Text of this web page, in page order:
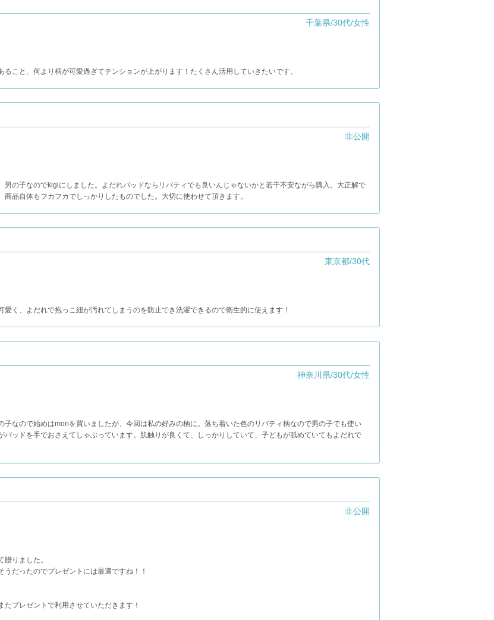
千葉県/30代/女性
こと、何より柄が可愛過ぎてテンションが上がります！たくさん活用していきたいです。
非公開
男の子なのでkigiにしました。よだれパッドならリバティでも良いんじゃないかと若干不安ながら購入。大正解で
品自体もフカフカでしっかりしたものでした。大切に使わせて頂きます。
東京都/30代
く、よだれで抱っこ紐が汚れてしまうのを防止でき洗濯できるので衛生的に使えます！
神奈川県/30代/女性
子なので始めはmoriを買いましたが、今回は私の好みの柄に。落ち着いた色のリバティ柄なので男の子でも使い
パッドを手でおさえてしゃぶっています。肌触りが良くて、しっかりしていて、子どもが舐めていてもよだれで
非公開
りました。
だったのでプレゼントには最適ですね！！
プレゼントで利用させていただきます！